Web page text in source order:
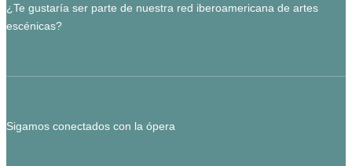
¿Te gustaría ser parte de nuestra red iberoamericana de artes
escénicas?
Sigamos conectados con la ópera